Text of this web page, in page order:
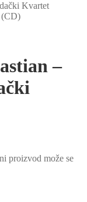
Kvartet
(CD)
‎–
proizvod može se